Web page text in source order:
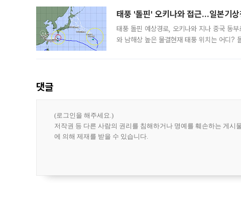
태풍 '돌핀' 오키나와 접근…일본기상
태풍 돌핀 예상경로, 오키나와 지나 중국 동
와 남해상 높은 물결현재 태풍 위치는 어디?
댓글